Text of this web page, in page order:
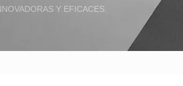
Y EFICACES.